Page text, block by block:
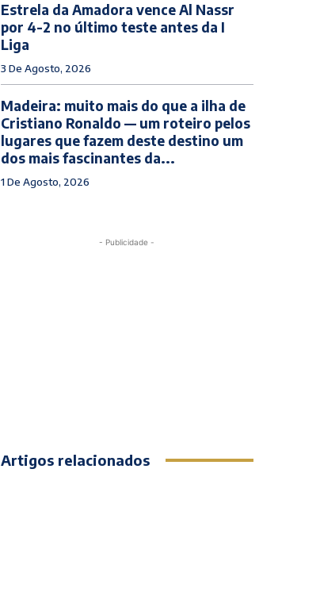
Estrela da Amadora vence Al Nassr
por 4-2 no último teste antes da I
Liga
3 De Agosto, 2026
Madeira: muito mais do que a ilha de
Cristiano Ronaldo — um roteiro pelos
lugares que fazem deste destino um
dos mais fascinantes da...
1 De Agosto, 2026
- Publicidade -
Artigos relacionados